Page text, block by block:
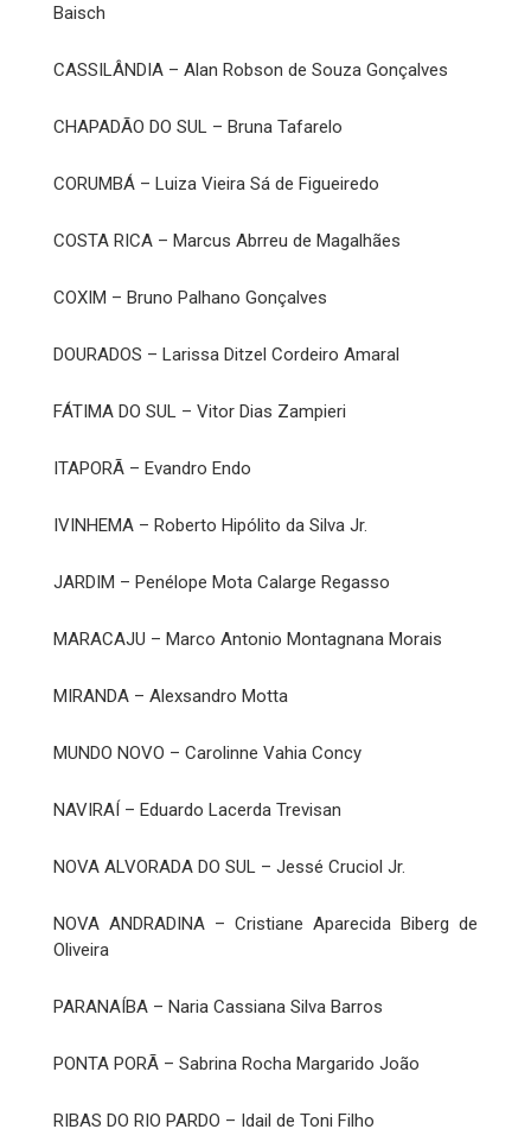
Baisch
CASSILÂNDIA – Alan Robson de Souza Gonçalves
CHAPADÃO DO SUL – Bruna Tafarelo
CORUMBÁ – Luiza Vieira Sá de Figueiredo
COSTA RICA – Marcus Abrreu de Magalhães
COXIM – Bruno Palhano Gonçalves
DOURADOS – Larissa Ditzel Cordeiro Amaral
FÁTIMA DO SUL – Vitor Dias Zampieri
ITAPORÃ – Evandro Endo
IVINHEMA – Roberto Hipólito da Silva Jr.
JARDIM – Penélope Mota Calarge Regasso
MARACAJU – Marco Antonio Montagnana Morais
MIRANDA – Alexsandro Motta
MUNDO NOVO – Carolinne Vahia Concy
NAVIRAÍ – Eduardo Lacerda Trevisan
NOVA ALVORADA DO SUL – Jessé Cruciol Jr.
NOVA ANDRADINA – Cristiane Aparecida Biberg de
Oliveira
PARANAÍBA – Naria Cassiana Silva Barros
PONTA PORÃ – Sabrina Rocha Margarido João
RIBAS DO RIO PARDO – Idail de Toni Filho